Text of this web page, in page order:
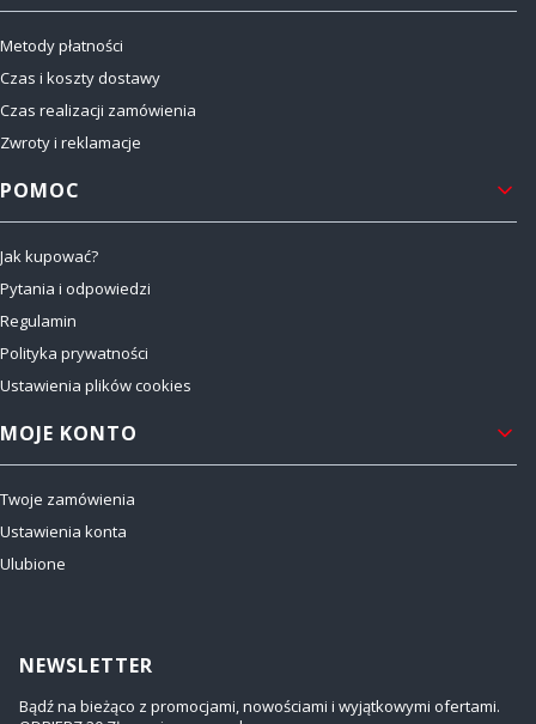
Metody płatności
Czas i koszty dostawy
Czas realizacji zamówienia
Zwroty i reklamacje
POMOC
Jak kupować?
Pytania i odpowiedzi
Regulamin
Polityka prywatności
Ustawienia plików cookies
MOJE KONTO
Twoje zamówienia
Ustawienia konta
Ulubione
NEWSLETTER
Bądź na bieżąco z promocjami, nowościami i wyjątkowymi ofertami.